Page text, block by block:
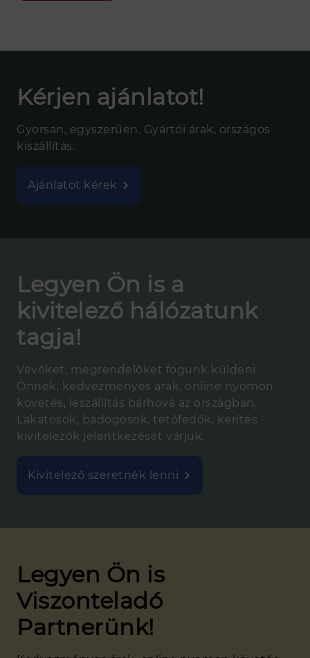
Kérjen ajánlatot!
Gyorsan, egyszerűen. Gyártói árak, országos
kiszállítás.
Ajánlatot kérek
Legyen Ön is a
kivitelező hálózatunk
tagja!
Vevőket, megrendelőket fogunk küldeni
Önnek, kedvezményes árak, online nyomon
követés, leszállítás bárhová az országban.
Lakatosok, bádogosok, tetőfedők, kerítés
kivitelezők jelentkezését várjuk.
Kivitelező szeretnék lenni
Legyen Ön is
Viszonteladó
Partnerünk!